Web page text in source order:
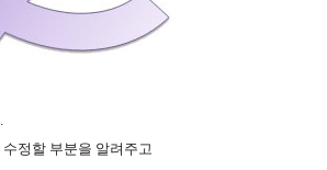
정할 부분을 알려주고